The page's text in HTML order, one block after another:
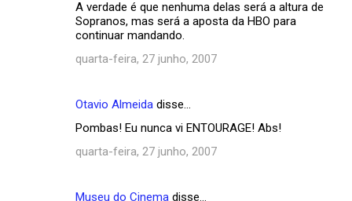
A verdade é que nenhuma delas será a altura de
Sopranos, mas será a aposta da HBO para
continuar mandando.
quarta-feira, 27 junho, 2007
Otavio Almeida disse…
Pombas! Eu nunca vi ENTOURAGE! Abs!
quarta-feira, 27 junho, 2007
Museu do Cinema disse…